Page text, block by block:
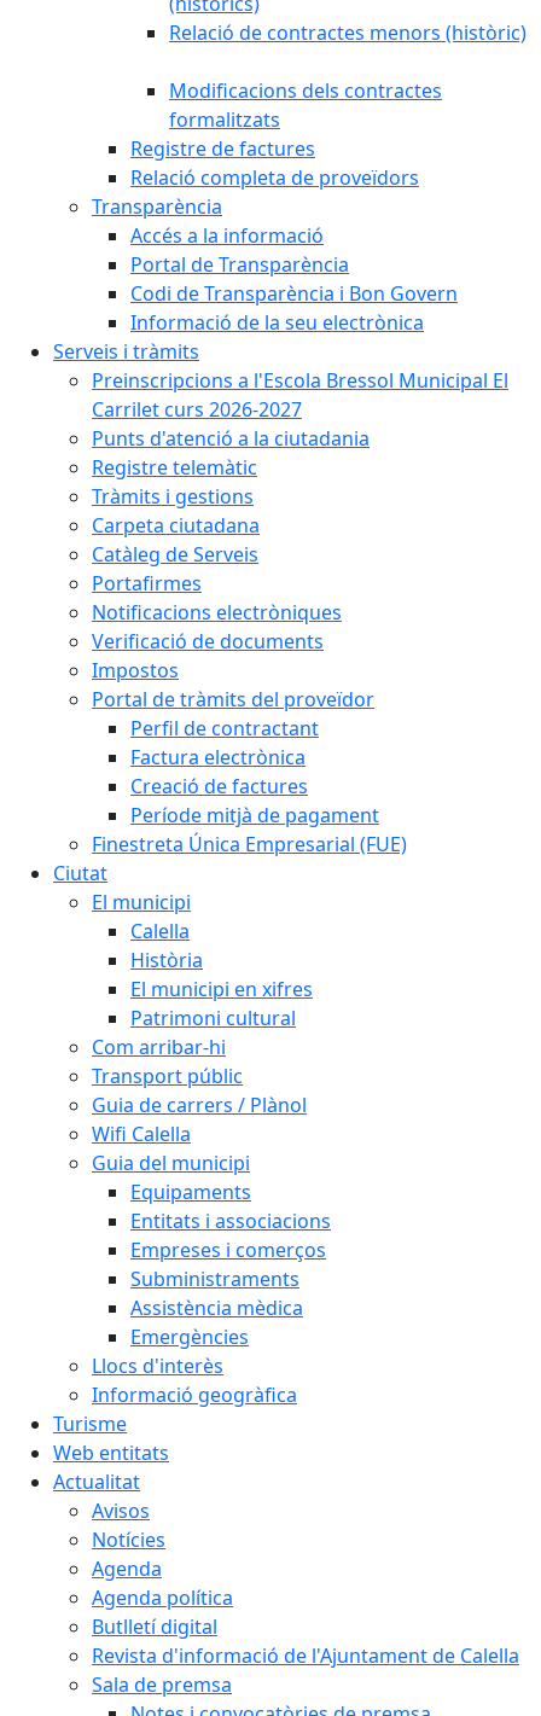
Relació de contractes menors (històric)
Modificacions dels contractes
formalitzats
Registre de factures
Relació completa de proveïdors
Transparència
Accés a la informació
Portal de Transparència
Codi de Transparència i Bon Govern
Informació de la seu electrònica
Serveis i tràmits
Preinscripcions a l'Escola Bressol Municipal El
Carrilet curs 2026-2027
Punts d'atenció a la ciutadania
Registre telemàtic
Tràmits i gestions
Carpeta ciutadana
Catàleg de Serveis
Portafirmes
Notificacions electròniques
Verificació de documents
Impostos
Portal de tràmits del proveïdor
Perfil de contractant
Factura electrònica
Creació de factures
Període mitjà de pagament
Finestreta Única Empresarial (FUE)
Ciutat
El municipi
Calella
Història
El municipi en xifres
Patrimoni cultural
Com arribar-hi
Transport públic
Guia de carrers / Plànol
Wifi Calella
Guia del municipi
Equipaments
Entitats i associacions
Empreses i comerços
Subministraments
Assistència mèdica
Emergències
Llocs d'interès
Informació geogràfica
Turisme
Web entitats
Actualitat
Avisos
Notícies
Agenda
Agenda política
Butlletí digital
Revista d'informació de l'Ajuntament de Calella
Sala de premsa